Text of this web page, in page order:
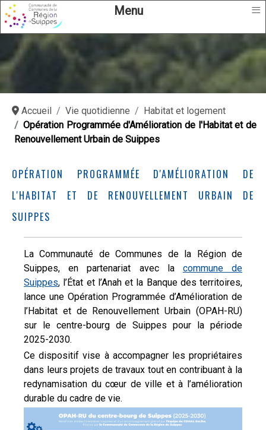
Menu ≡
Accueil Vie quotidienne
Habitat et logement
Opération Programmée d'Amélioration de l'Habitat et de
Renouvellement Urbain de Suippes
OPÉRATION PROGRAMMÉE D'AMÉLIORATION DE
L'HABITAT ET DE RENOUVELLEMENT URBAIN DE
SUIPPES
La Communauté de Communes de la Région de
Suippes, en partenariat avec la commune de
Suippes, l’État et l’Anah et la Banque des territoires,
lance une Opération Programmée d’Amélioration de
l’Habitat et de Renouvellement Urbain (OPAH-RU)
sur le centre-bourg de Suippes pour la période
2025-2030.
Ce dispositif vise à accompagner les propriétaires
dans leurs projets de travaux tout en contribuant à la
redynamisation du cœur de ville et à l’amélioration
durable du cadre de vie.